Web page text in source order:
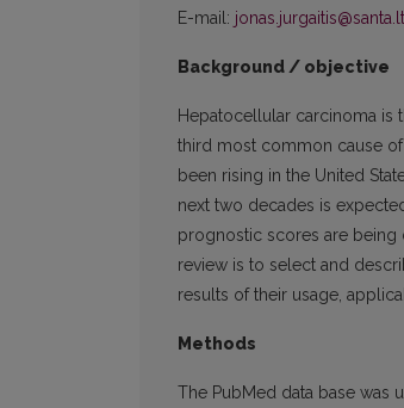
E-mail: jonas.jurgaitis@santa.lt
Background / objective
Hepatocellular carcinoma is
third most common cause
been rising in the United
next two decades is
prognostic scores are being
review is to select and
results of their usage,
Methods
The PubMed data base was